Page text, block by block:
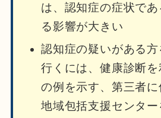
は、認知症の症状で
る影響が大きい
認知症の疑いがある
行くには、健康診断
の例を示す、第三者に
地域包括支援センター